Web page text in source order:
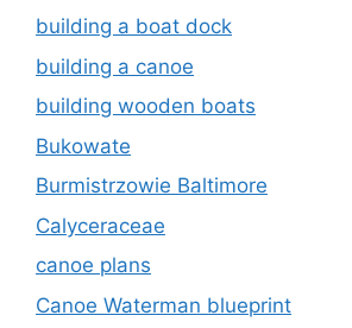
building a boat dock
building a canoe
building wooden boats
Bukowate
Burmistrzowie Baltimore
Calyceraceae
canoe plans
Canoe Waterman blueprint